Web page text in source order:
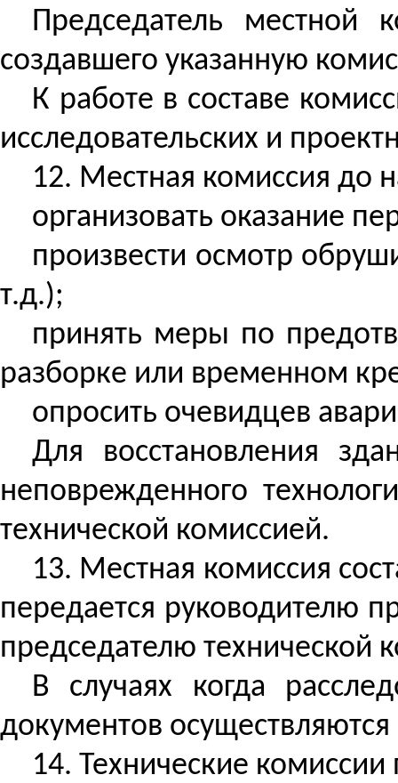
Председатель местной
создавшего указанную
К работе в составе
исследовательских и
12. Местная комиссия до
организовать оказание
произвести осмотр
т.д.);
принять меры по
разборке или временном
опросить очевидцев
Для восстановления
неповрежденного
технической комиссией.
13. Местная комиссия
передается руководителю
председателю технической
В случаях когда
документов
14. Технические